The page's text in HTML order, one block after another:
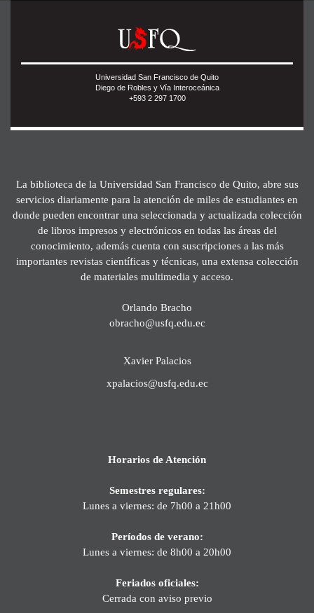
Universidad San Francisco de Quito
Diego de Robles y Vía Interoceánica
+593 2 297 1700
La biblioteca de la Universidad San Francisco de Quito, abre sus
servicios diariamente para la atención de miles de estudiantes en
donde pueden encontrar una seleccionada y actualizada colección
de libros impresos y electrónicos en todas las áreas del
conocimiento, además cuenta con suscripciones a las más
importantes revistas científicas y técnicas, una extensa colección
de materiales multimedia y acceso.
Orlando Bracho
obracho@usfq.edu.ec
Xavier Palacios
xpalacios@usfq.edu.ec
Horarios de Atención
Semestres regulares:
Lunes a viernes: de 7h00 a 21h00
Períodos de verano:
Lunes a viernes: de 8h00 a 20h00
Feriados oficiales:
Cerrada con aviso previo